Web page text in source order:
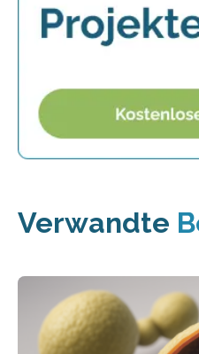
Verwandte